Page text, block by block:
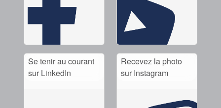
Se tenir au courant
sur LinkedIn
Recevez la photo
sur Instagram